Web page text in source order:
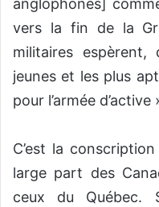
anglophones]
vers la fin de la
militaires
jeunes et les plus
pour l’armée d’active
C’est la
large part des
ceux du Québec.